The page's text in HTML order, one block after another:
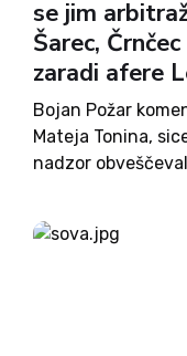
se jim
Šarec,
zaradi afere
Bojan Požar
Mateja Tonina,
nadzor
tajnih podatkov.
za primitivno